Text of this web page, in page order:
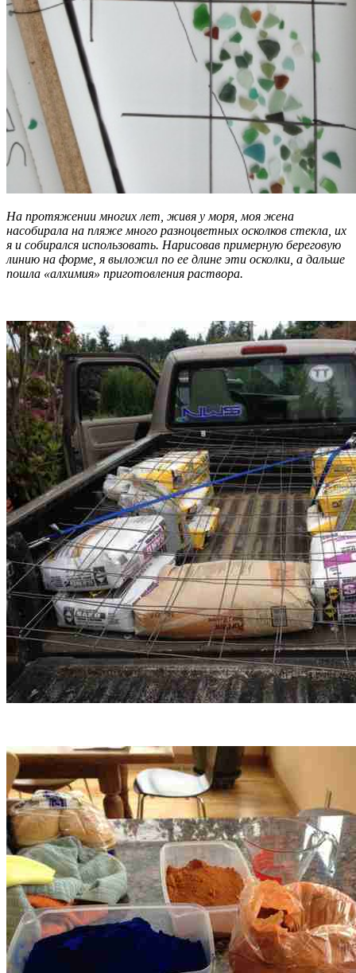
На протяжении многих лет, живя у моря, моя жена
насобирала на пляже много разноцветных осколков стекла, их
я и собирался использовать. Нарисовав примерную береговую
линию на форме, я выложил по ее длине эти осколки, а дальше
пошла «алхимия» приготовления раствора.